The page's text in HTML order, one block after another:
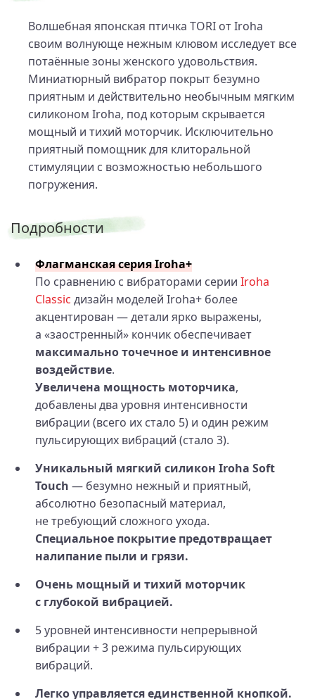
Волшебная японская птичка TORI от Iroha
своим волнующе нежным клювом исследует все
потаённые зоны женского удовольствия.
Миниатюрный вибратор покрыт безумно
приятным и действительно необычным мягким
силиконом Iroha, под которым скрывается
мощный и тихий моторчик. Исключительно
приятный помощник для клиторальной
стимуляции с возможностью небольшого
погружения.
Подробности
Флагманская серия Iroha+
По сравнению с вибраторами серии Iroha
Classic дизайн моделей Iroha+ более
акцентирован — детали ярко выражены,
а «заостренный» кончик обеспечивает
максимально точечное и интенсивное
воздействие.
Увеличена мощность моторчика,
добавлены два уровня интенсивности
вибрации (всего их стало 5) и один режим
пульсирующих вибраций (стало 3).
Уникальный мягкий силикон Iroha Soft
Touch — безумно нежный и приятный,
абсолютно безопасный материал,
не требующий сложного ухода.
Специальное покрытие предотвращает
налипание пыли и грязи.
Очень мощный и тихий моторчик
с глубокой вибрацией.
5 уровней интенсивности непрерывной
вибрации + 3 режима пульсирующих
вибраций.
Легко управляется единственной кнопкой.